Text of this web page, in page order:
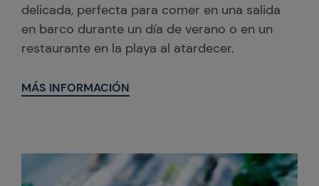
delicada, perfecta para comer en una salida
en barco durante un día de verano o en un
restaurante en la playa al atardecer.
MÁS INFORMACIÓN